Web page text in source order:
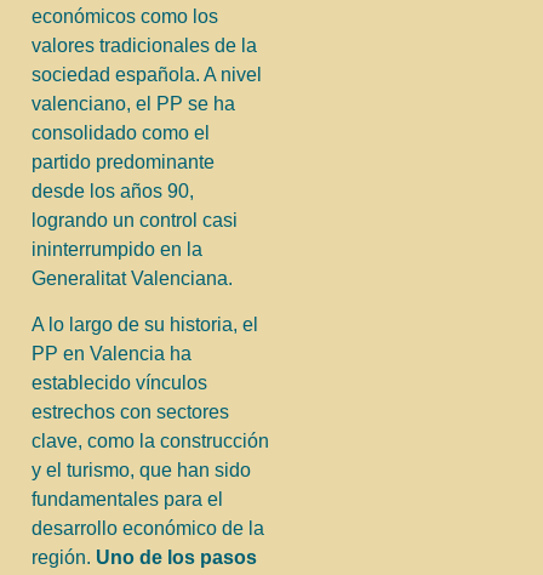
económicos como los
valores tradicionales de la
sociedad española. A nivel
valenciano, el PP se ha
consolidado como el
partido predominante
desde los años 90,
logrando un control casi
ininterrumpido en la
Generalitat Valenciana.
A lo largo de su historia, el
PP en Valencia ha
establecido vínculos
estrechos con sectores
clave, como la construcción
y el turismo, que han sido
fundamentales para el
desarrollo económico de la
región. Uno de los pasos